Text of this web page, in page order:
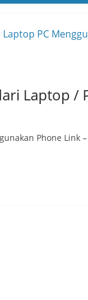
Laptop /
Phone Link